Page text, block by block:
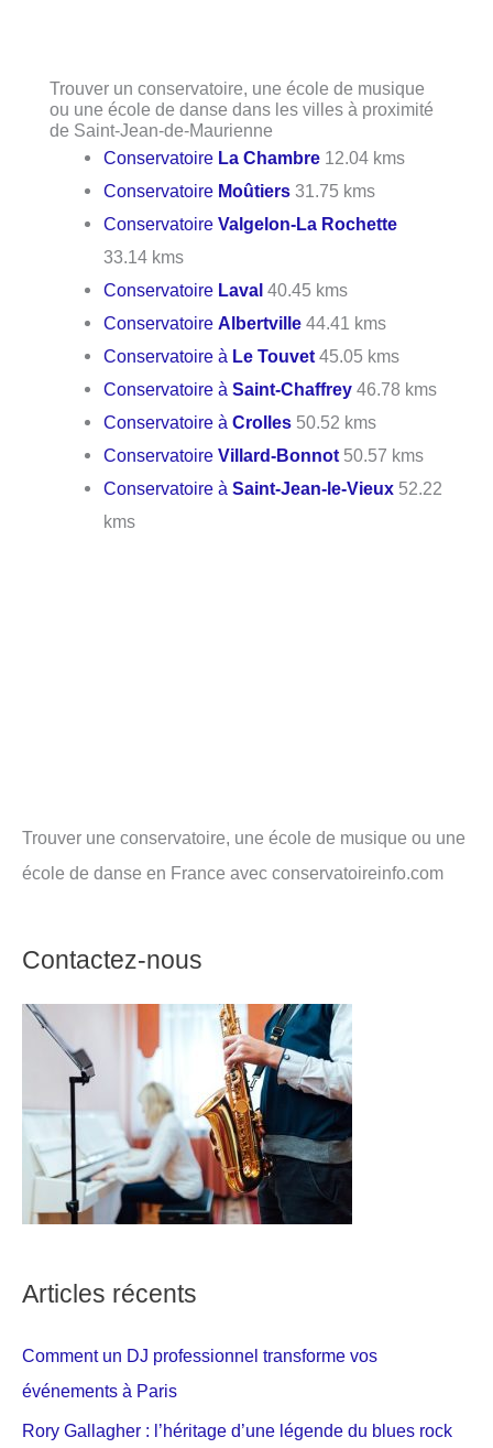
Trouver un conservatoire, une école de musique
ou une école de danse dans les villes à proximité
de Saint-Jean-de-Maurienne
Conservatoire La Chambre 12.04 kms
Conservatoire Moûtiers 31.75 kms
ConservatoireValgelon-La Rochette
33.14 kms
Conservatoire Laval 40.45 kms
Conservatoire Albertville 44.41 kms
Conservatoire à Le Touvet 45.05 kms
Conservatoire àSaint-Chaffrey 46.78 kms
Conservatoire àCrolles 50.52 kms
ConservatoireVillard-Bonnot 50.57 kms
Conservatoire àSaint-Jean-le-Vieux 52.22
kms
Trouver une conservatoire, une école de musique ou une
école de danse en France avec conservatoireinfo.com
Contactez-nous
Articles récents
Comment un DJ professionnel transforme vos
événements à Paris
Rory Gallagher : l’héritage d’une légende du blues rock